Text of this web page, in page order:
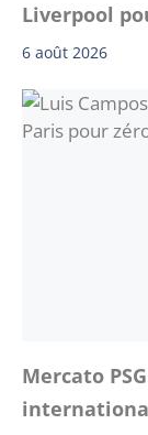
Liverpool
6 août 2026
Mercato